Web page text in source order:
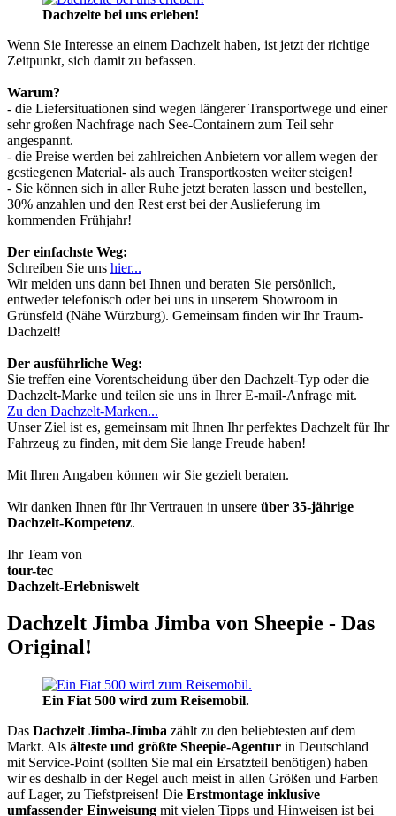
Dachzelte bei uns erleben!
Wenn Sie Interesse an einem Dachzelt haben, ist jetzt der richtige
Zeitpunkt, sich damit zu befassen.
Warum?
- die Liefersituationen sind wegen längerer Transportwege und einer
sehr großen Nachfrage nach See-Containern zum Teil sehr
angespannt.
- die Preise werden bei zahlreichen Anbietern vor allem wegen der
gestiegenen Material- als auch Transportkosten weiter steigen!
- Sie können sich in aller Ruhe jetzt beraten lassen und bestellen,
30% anzahlen und den Rest erst bei der Auslieferung im
kommenden Frühjahr!
Der einfachste Weg:
Schreiben Sie uns hier...
Wir melden uns dann bei Ihnen und beraten Sie persönlich,
entweder telefonisch oder bei uns in unserem Showroom in
Grünsfeld (Nähe Würzburg). Gemeinsam finden wir Ihr Traum-
Dachzelt!
Der ausführliche Weg:
Sie treffen eine Vorentscheidung über den Dachzelt-Typ oder die
Dachzelt-Marke und teilen sie uns in Ihrer E-mail-Anfrage mit.
Zu den Dachzelt-Marken...
Unser Ziel ist es, gemeinsam mit Ihnen Ihr perfektes Dachzelt für Ihr
Fahrzeug zu finden, mit dem Sie lange Freude haben!
Mit Ihren Angaben können wir Sie gezielt beraten.
Wir danken Ihnen für Ihr Vertrauen in unsere über 35-jährige
Dachzelt-Kompetenz.
Ihr Team von
tour-tec
Dachzelt-Erlebniswelt
Dachzelt Jimba Jimba von Sheepie - Das
Original!
Ein Fiat 500 wird zum Reisemobil.
Das Dachzelt Jimba-Jimba zählt zu den beliebtesten auf dem
Markt. Als älteste und größte Sheepie-Agentur in Deutschland
mit Service-Point (sollten Sie mal ein Ersatzteil benötigen) haben
wir es deshalb in der Regel auch meist in allen Größen und Farben
auf Lager, zu Tiefstpreisen! Die Erstmontage inklusive
umfassender Einweisung mit vielen Tipps und Hinweisen ist bei